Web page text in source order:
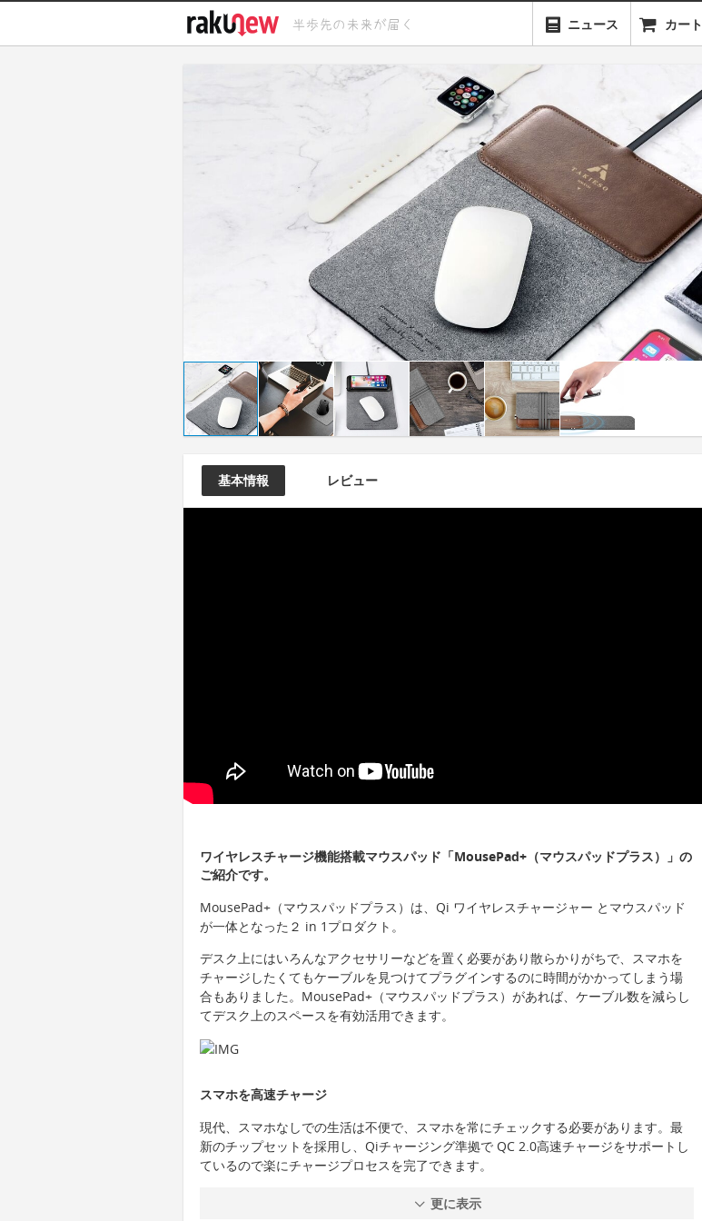
ニュース カート
基本情報 レビュー
ワイヤレスチャージ機能搭載マウスパッド「MousePad+（マウスパッドプラス）」の
ご紹介です。
MousePad+（マウスパッドプラス）は、Qi ワイヤレスチャージャー とマウスパッド
が一体となった２ in 1プロダクト。
デスク上にはいろんなアクセサリーなどを置く必要があり散らかりがちで、スマホを
チャージしたくてもケーブルを見つけてプラグインするのに時間がかかってしまう場
合もありました。MousePad+（マウスパッドプラス）があれば、ケーブル数を減らし
てデスク上のスペースを有効活用できます。
スマホを高速チャージ
現代、スマホなしでの生活は不便で、スマホを常にチェックする必要があります。最
新のチップセットを採用し、Qiチャージング準拠で QC 2.0高速チャージをサポートし
ているので楽にチャージプロセスを完了できます。
更に表示